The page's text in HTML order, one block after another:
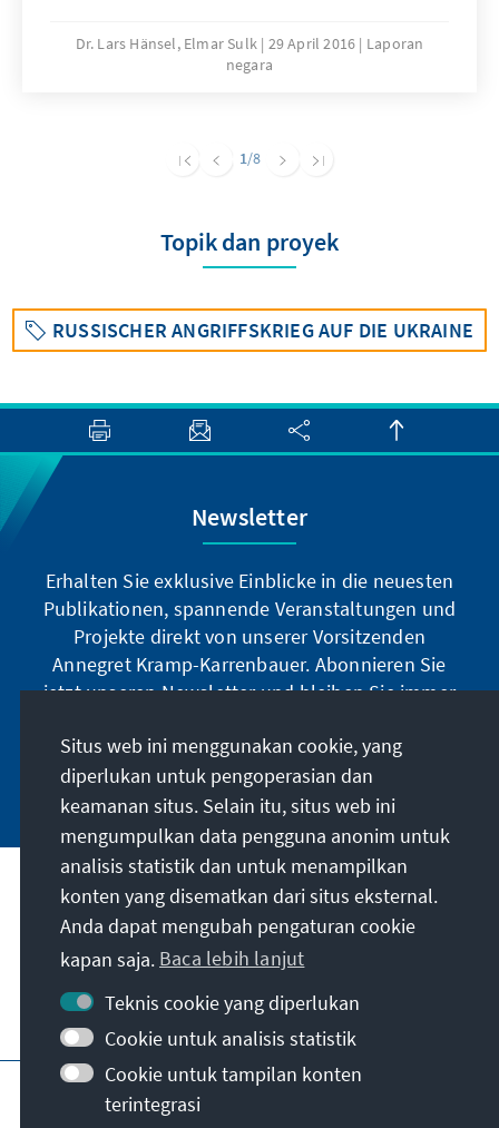
erreichen könnte, um auf dem Juli-Parteitag
in Cleveland bereits im ersten Wahlgang
die Delegierten aus Kalifornien den Ausschlag
Dr. Lars Hänsel, Elmar Sulk 29 April 2016
Laporan
negara
1/8
Topik dan proyek
RUSSISCHER ANGRIFFSKRIEG AUF DIE UKRAINE
Newsletter
Erhalten Sie exklusive Einblicke in die neuesten
Publikationen, spannende Veranstaltungen und
Projekte direkt von unserer Vorsitzenden
Annegret Kramp-Karrenbauer. Abonnieren Sie
jetzt unseren Newsletter und bleiben Sie immer
Jetzt abonnieren
Misi kami
Kontak
Penawaran lebih lanjut dari yayasan
Jejak Kebijakan privasi
Syarat penggunaan
Erklärung zur Barrierefreiheit
Situs web ini menggunakan cookie, yang
diperlukan untuk pengoperasian dan
keamanan situs. Selain itu, situs web ini
mengumpulkan data pengguna anonim untuk
analisis statistik dan untuk menampilkan
konten yang disematkan dari situs eksternal.
Anda dapat mengubah pengaturan cookie
kapan saja. Baca lebih lanjut
Teknis cookie yang diperlukan
Cookie untuk analisis statistik
Cookie untuk tampilan konten
terintegrasi